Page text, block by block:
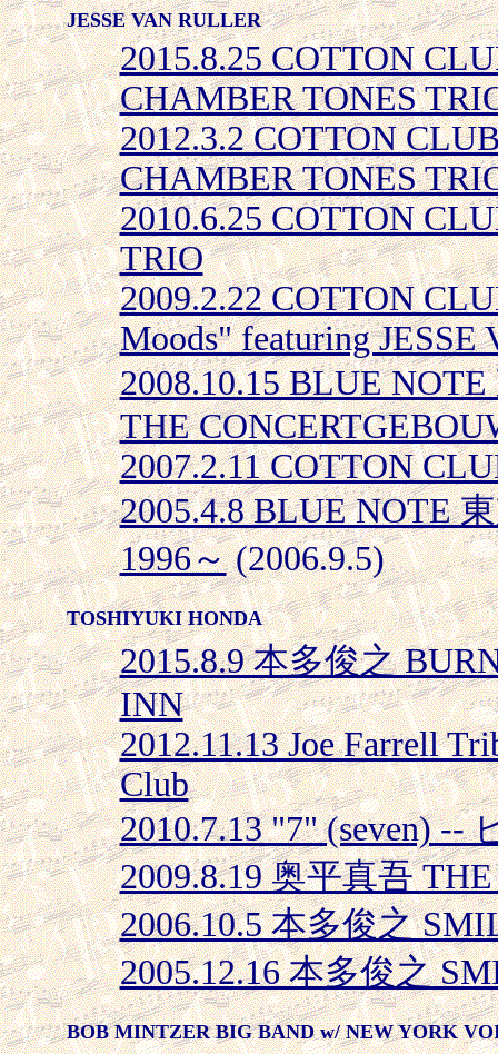
JESSE VAN RULLER
2015.8.25 COTTON
CHAMBER TONES
2012.3.2 COTTON
CHAMBER TONES
2010.6.25 COTTON
TRIO
2009.2.22 COTTON
Moods" featuring JESSE
2008.10.15 BLUE
THE
2007.2.11 COTTON
2005.4.8 BLUE NOTE
1996～(2006.9.5)
TOSHIYUKI HONDA
2015.8.9 本多俊之
INN
2012.11.13 Joe Farrell
Club
2010.7.13 "7" (seven)
2009.8.19 奥平真吾
2006.10.5 本多俊之
2005.12.16 本多俊之
BOB MINTZER BIG BAND w/ NEW YORK